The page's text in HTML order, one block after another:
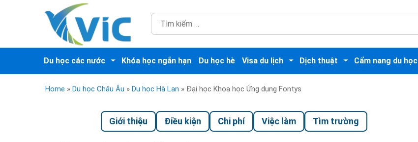
Du học các nước Khóa học ngắn hạn Du học hè Visa du lịch Dịch thuật Cẩm nang du học
Home » Du học Châu Âu » Du học Hà Lan » Đại học Khoa học Ứng dụng Fontys
Giới thiệu Điều kiện Chi phí Việc làm Tìm trường